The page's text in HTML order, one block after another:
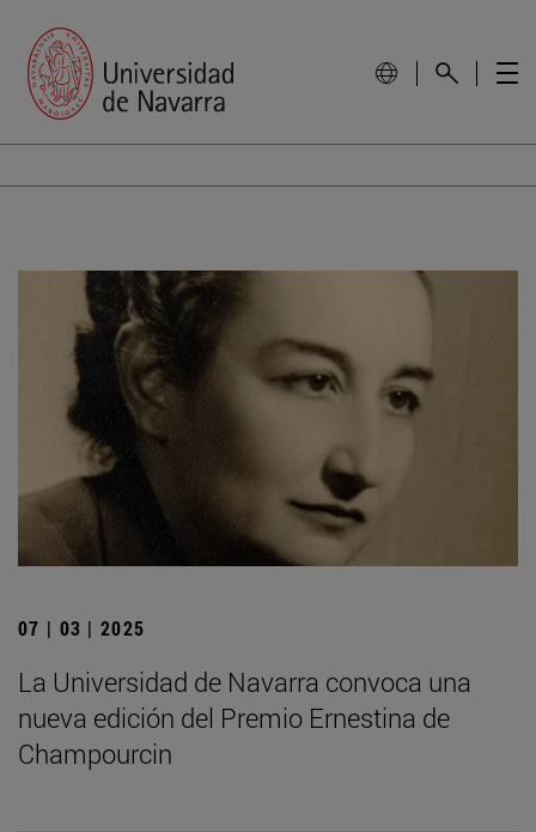
07 | 03 | 2025
La Universidad de Navarra convoca una
nueva edición del Premio Ernestina de
Champourcin